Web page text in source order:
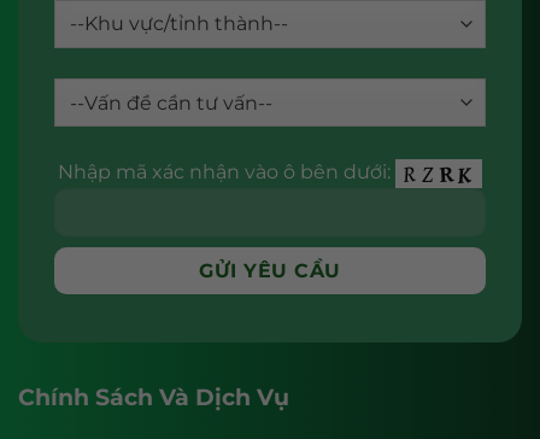
Nhập mã xác nhận vào ô bên dưới:
Chính Sách Và Dịch Vụ